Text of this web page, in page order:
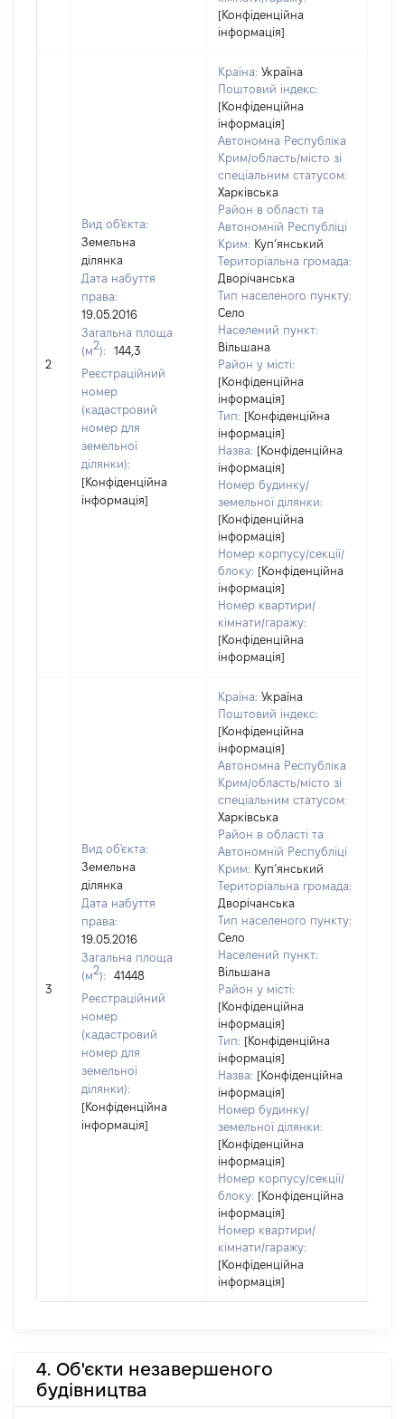
[Конфіденційна
інформація]
2
Вид об'єкта:
Земельна
ділянка
Дата набуття
права:
19.05.2016
Загальна площа
(м2):
144,3
Реєстраційний
номер
(кадастровий
номер для
земельної
ділянки):
[Конфіденційна
інформація]
Країна: Україна
Поштовий індекс:
[Конфіденційна
інформація]
Автономна Республіка
Крим/область/місто зі
спеціальним статусом:
Харківська
Район в області та
Автономній Республіці
Крим: Куп’янський
Територіальна громада:
Дворічанська
Тип населеного пункту:
Село
Населений пункт:
Вільшана
Район у місті:
[Конфіденційна
інформація]
Тип: [Конфіденційна
інформація]
Назва: [Конфіденційна
інформація]
Номер будинку/
земельної ділянки:
[Конфіденційна
інформація]
Номер корпусу/секції/
блоку: [Конфіденційна
інформація]
Номер квартири/
кімнати/гаражу:
[Конфіденційна
інформація]
3
Вид об'єкта:
Земельна
ділянка
Дата набуття
права:
19.05.2016
Загальна площа
(м2):
41448
Реєстраційний
номер
(кадастровий
номер для
земельної
ділянки):
[Конфіденційна
інформація]
Країна: Україна
Поштовий індекс:
[Конфіденційна
інформація]
Автономна Республіка
Крим/область/місто зі
спеціальним статусом:
Харківська
Район в області та
Автономній Республіці
Крим: Куп’янський
Територіальна громада:
Дворічанська
Тип населеного пункту:
Село
Населений пункт:
Вільшана
Район у місті:
[Конфіденційна
інформація]
Тип: [Конфіденційна
інформація]
Назва: [Конфіденційна
інформація]
Номер будинку/
земельної ділянки:
[Конфіденційна
інформація]
Номер корпусу/секції/
блоку: [Конфіденційна
інформація]
Номер квартири/
кімнати/гаражу:
[Конфіденційна
інформація]
4. Об'єкти незавершеного
будівництва